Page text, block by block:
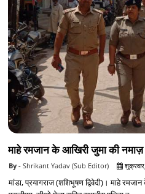
माहे रमजान के आखिरी जुमा की
Shrikant Yadav (Sub Editor)
मांडा, प्रयागराज (शशिभूषण द्विवेदी)। माहे